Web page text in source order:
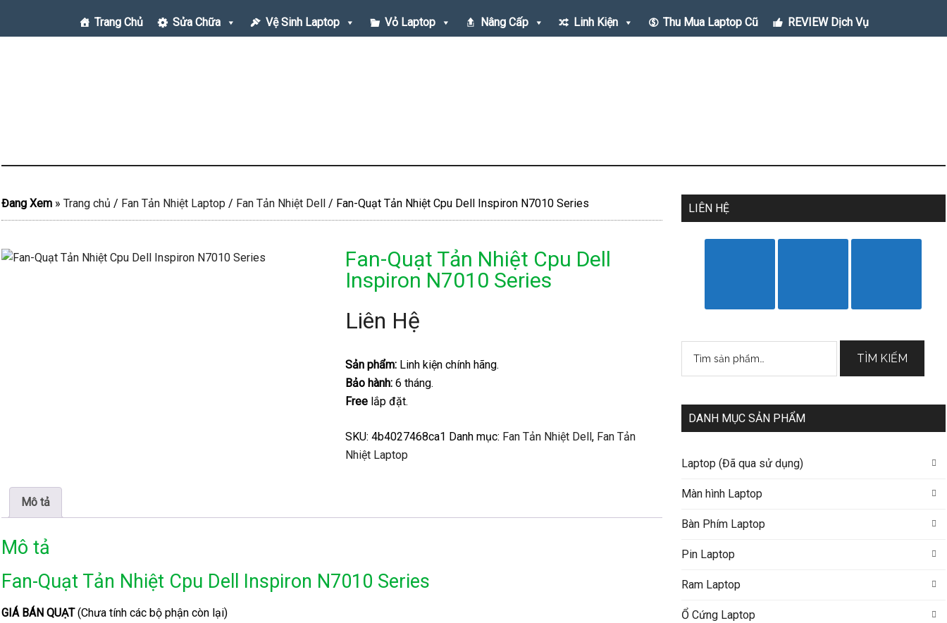
Trang Chủ Sửa Chữa Vệ Sinh Laptop Vỏ Laptop Nâng Cấp Linh Kiện Thu Mua Laptop Cũ REVIEW Dịch Vụ
Đang Xem » Trang chủ / Fan Tản Nhiệt Laptop / Fan Tản Nhiệt Dell / Fan-Quạt Tản Nhiệt Cpu Dell Inspiron N7010 Series
Fan-Quạt Tản Nhiệt Cpu Dell
Inspiron N7010 Series
Liên Hệ
Sản phẩm:Linh kiện chính hãng.
Bảo hành:6 tháng.
Freelắp đặt.
SKU: 4b4027468ca1 Danh mục: Fan Tản Nhiệt Dell, Fan Tản
Nhiệt Laptop
Mô tả
Mô tả
Fan-Quạt Tản Nhiệt Cpu Dell Inspiron N7010 Series
GIÁ BÁN QUẠT(Chưa tính các bộ phận còn lại)
LIÊN HỆ
kiếm:
TÌM KIẾM
DANH MỤC SẢN PHẨM
Laptop (Đã qua sử dụng)
Màn hình Laptop
Bàn Phím Laptop
Pin Laptop
Ram Laptop
Ổ Cứng Laptop